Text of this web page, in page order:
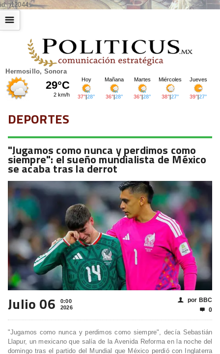
id: |12044
Hermosillo, Sonora
☰
DEPORTES
"Jugamos como nunca y perdimos como
siempre": el sueño mundialista de México
se acaba tras la derrot
Julio 06
0:00
2026
👤 por BBC
 0
"Jugamos como nunca y perdimos como siempre", decía Sebastián
Llapur, un mexicano que salía de la Avenida Reforma en la noche del
domingo tras el partido del Mundial que México perdió con Inglaterra